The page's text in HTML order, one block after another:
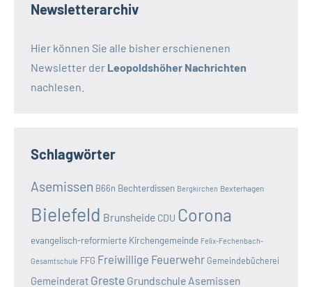
Newsletterarchiv
Hier können Sie alle bisher erschienenen
Newsletter der Leopoldshöher Nachrichten
nachlesen.
Schlagwörter
Asemissen B66n Bechterdissen Bergkirchen Bexterhagen
Bielefeld Brunsheide CDU Corona
evangelisch-reformierte Kirchengemeinde Felix-Fechenbach-
Gesamtschule FFG Freiwillige Feuerwehr Gemeindebücherei
Gemeinderat Greste Grundschule Asemissen